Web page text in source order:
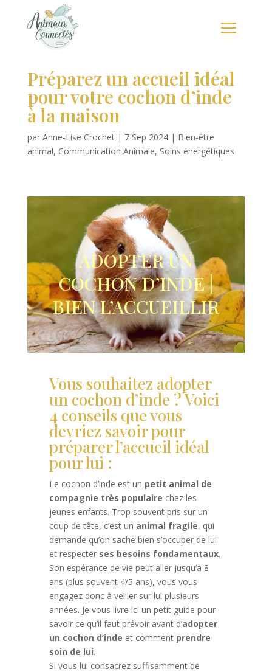
Préparez un accueil idéal
pour votre cochon d’inde
à la maison
par Anne-Lise Crochet| 7 Sep 2024| Bien-être
animal, Communication Animale, Soins énergétiques
ADOPTER UN
COCHON D’INDE |
BIEN L’ACCUEILLIR
Vous souhaitez adopter
un cochon d’inde ? Voici
4 conseils que vous
devriez savoir pour
préparer l’accueil idéal
pour lui :
Le cochon d’inde est un petit animal de
compagnie très populaire chez les
jeunes enfants. Trop souvent pris sur un
coup de tête, c’est un animal fragile, qui
demande qu’on sache bien s’occuper de lui
et respecter ses besoins fondamentaux.
Son espérance de vie peut aller jusqu’à 8
ans (plus souvent 4/5 ans), vous vous
engagez donc à veiller sur lui plusieurs
années. Je vous livre ici un petit guide pour
savoir ce qu’il faut prévoir avant d’adopter
un cochon d’inde et comment prendre
soin de lui.
Si vous lui consacrez suffisamment de